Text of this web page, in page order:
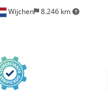
Wijchen 8.246 km